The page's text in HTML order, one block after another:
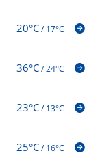
20°C/17°C
36°C/24°C
23°C/13°C
25°C/16°C